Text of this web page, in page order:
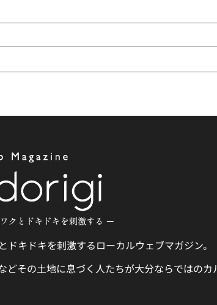
キドキを刺激するローカルウェブマガジン。
その土地に息づく人たちが大分ならではのカ